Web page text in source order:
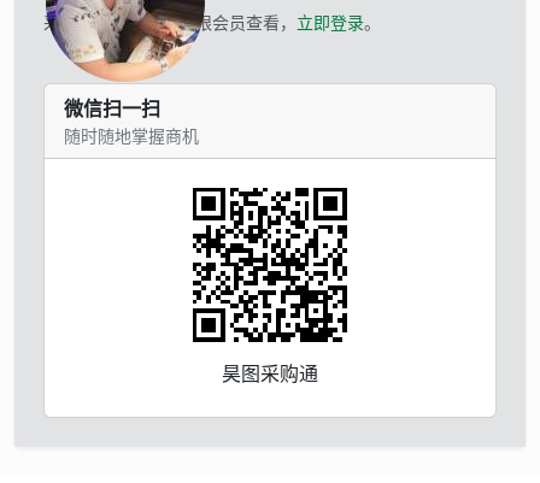
采购商的联系方式仅限会员查看， 立即登录。
微信扫一扫
随时随地掌握商机
昊图采购通